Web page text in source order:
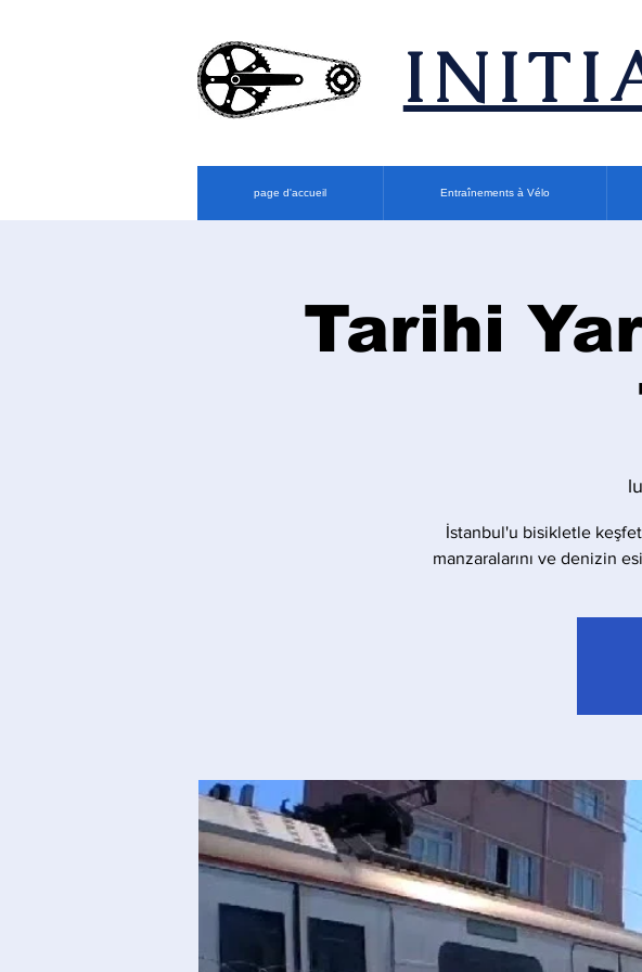
page d'accueil Entraînements à Vélo
Tarihi
İstanbul'u bisikletle
manzaralarını ve denizin